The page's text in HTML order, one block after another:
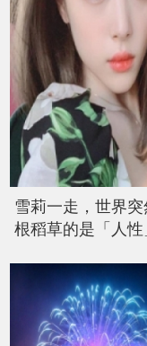
雪莉一走，世界
根稻草的是「人性